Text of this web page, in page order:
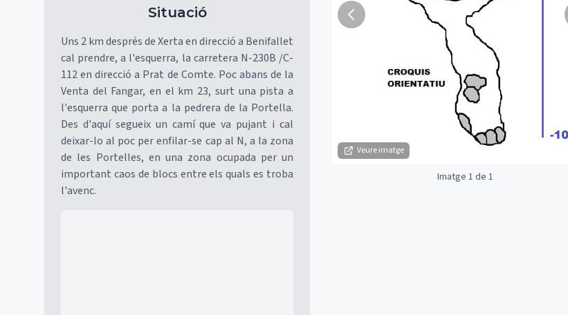
Situació
Uns 2 km després de Xerta en direcció a Benifallet
cal prendre, a l'esquerra, la carretera N-230B /C-
112 en direcció a Prat de Comte. Poc abans de la
Venta del Fangar, en el km 23, surt una pista a
l'esquerra que porta a la pedrera de la Portella.
Des d'aquí segueix un camí que va pujant i cal
deixar-lo al poc per enfilar-se cap al N, a la zona
de les Portelles, en una zona ocupada per un
important caos de blocs entre els quals es troba
l'avenc.
Veure imatge
Imatge 1 de 1